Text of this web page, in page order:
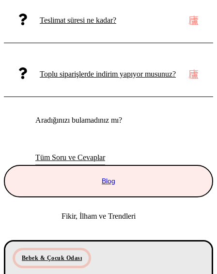
Teslimat süresi ne kadar?
Toplu siparişlerde indirim yapıyor musunuz?
Aradığınızı bulamadınız mı?
Tüm Soru ve Cevaplar
Blog
Fikir, İlham ve Trendleri
Bebek & Çocuk Odası